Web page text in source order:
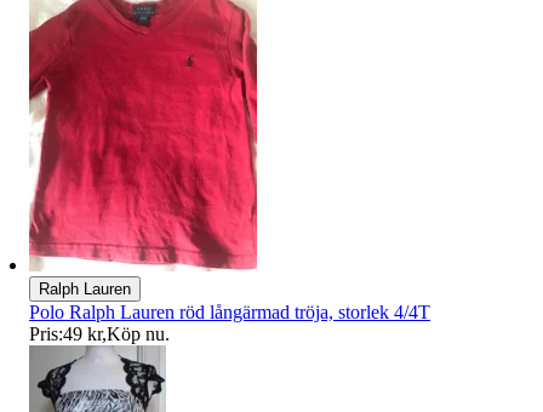
Ralph Lauren
Polo Ralph Lauren röd långärmad tröja, storlek 4/4T
Pris:49 kr,Köp nu.